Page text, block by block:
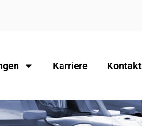
Karriere Kontakt